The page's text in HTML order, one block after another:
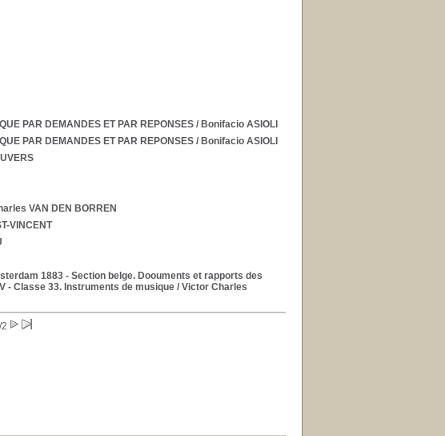
PAR DEMANDES ET PAR REPONSES/ Bonifacio ASIOLI
PAR DEMANDES ET PAR REPONSES/ Bonifacio ASIOLI
VAN DEN BORREN
VINCENT
1883 - Section belge. Doouments et rapports des
- Classe 33. Instruments de musique/ Victor Charles
/2